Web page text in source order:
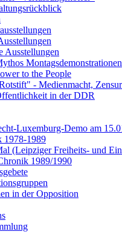
Ausstellungen
Montagsdemonstrationen
to the People
- Medienmacht,
in der DDR
Luxemburg-Demo am
1978-1989
(Leipziger Freiheits- und
1989/1990
in der Opposition